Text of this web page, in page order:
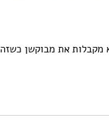
את מבוקשן